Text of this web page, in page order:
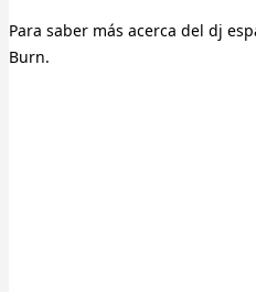
Para saber más acerca del dj
Burn.